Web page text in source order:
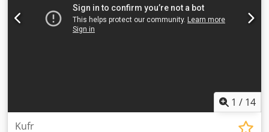
možnost jedno sériové rozhraní (volitelně RS232, RS485
nebo 20 mA CL pasivní), pro připojení tiskárny, dálkového
displeje nebo referenční váhy. Digitální vstupy a výstupy
při 95 % relativní vlhkosti, bez kondenzace. Volitelné
příslušenství Připojovací kabel Ethernet Ochranný kryt
Software pro PC PC COM+ – komunikační rozhraní pro
1 / 14
Kufr